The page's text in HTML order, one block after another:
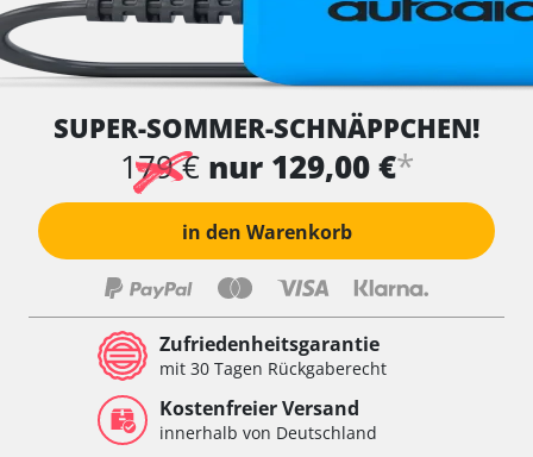
SUPER-SOMMER-SCHNÄPPCHEN!
179 € nur 129,00 €*
in den Warenkorb
Zufriedenheitsgarantie
mit 30 Tagen Rückgaberecht
Kostenfreier Versand
innerhalb von Deutschland